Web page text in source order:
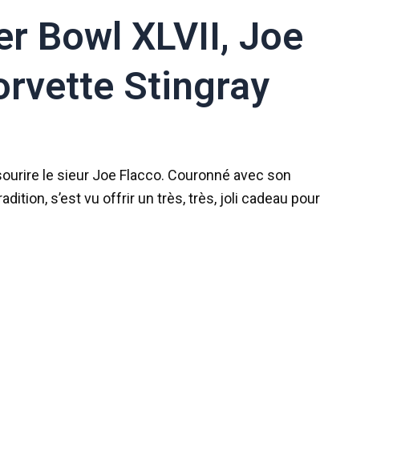
Bowl XLVII, Joe
Stingray
le sieur Joe Flacco. Couronné avec son
s’est vu offrir un très, très, joli cadeau pour